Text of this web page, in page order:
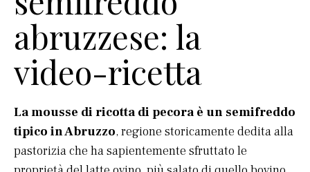
abruzzese: la
video-ricetta
La mousse di ricotta di pecora è un semifreddo
tipico in Abruzzo, regione storicamente dedita alla
pastorizia che ha sapientemente sfruttato le